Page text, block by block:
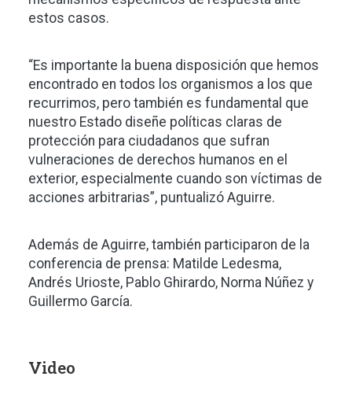
estos casos.
“Es importante la buena disposición que hemos
encontrado en todos los organismos a los que
recurrimos, pero también es fundamental que
nuestro Estado diseñe políticas claras de
protección para ciudadanos que sufran
vulneraciones de derechos humanos en el
exterior, especialmente cuando son víctimas de
acciones arbitrarias”, puntualizó Aguirre.
Además de Aguirre, también participaron de la
conferencia de prensa: Matilde Ledesma,
Andrés Urioste, Pablo Ghirardo, Norma Núñez y
Guillermo García.
Video